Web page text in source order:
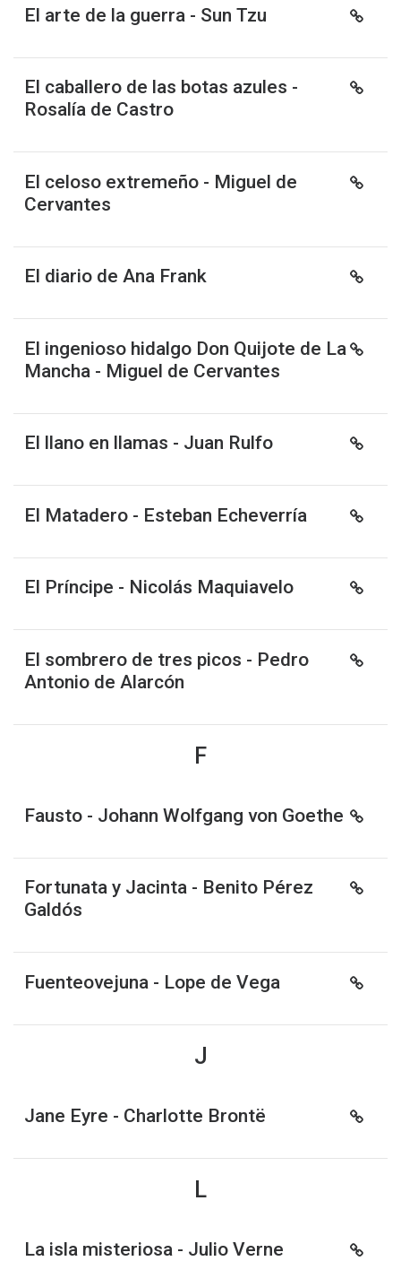
El arte de la guerra - Sun Tzu
El caballero de las botas azules -
Rosalía de Castro
El celoso extremeño - Miguel de
Cervantes
El diario de Ana Frank
El ingenioso hidalgo Don Quijote de La
Mancha - Miguel de Cervantes
El llano en llamas - Juan Rulfo
El Matadero - Esteban Echeverría
El Príncipe - Nicolás Maquiavelo
El sombrero de tres picos - Pedro
Antonio de Alarcón
F
Fausto - Johann Wolfgang von Goethe
Fortunata y Jacinta - Benito Pérez
Galdós
Fuenteovejuna - Lope de Vega
J
Jane Eyre - Charlotte Brontë
L
La isla misteriosa - Julio Verne